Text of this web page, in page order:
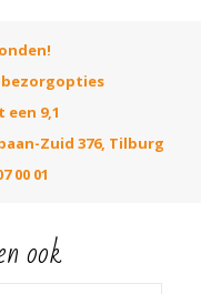
een 9,1
Zuid 376, Tilburg
00 01
ook